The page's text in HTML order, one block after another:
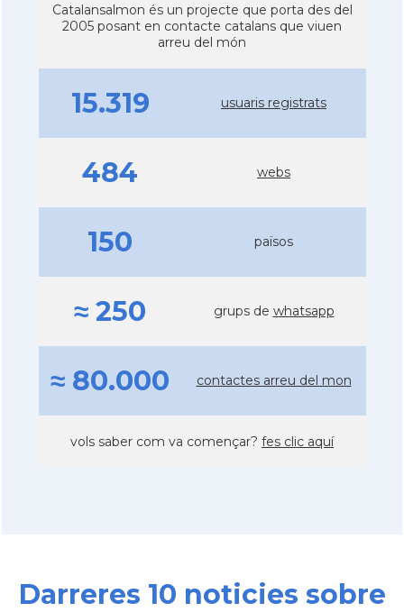
Catalansalmon és un projecte que porta des del
2005 posant en contacte catalans que viuen
arreu del món
15.319 usuaris registrats
484 webs
150 països
≈ 250 grups de whatsapp
≈ 80.000 contactes arreu del mon
vols saber com va començar? fes clic aquí
Darreres 10 noticies sobre